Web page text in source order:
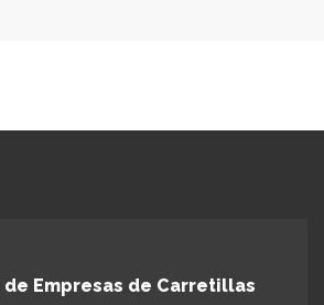
Empresas de Carretillas